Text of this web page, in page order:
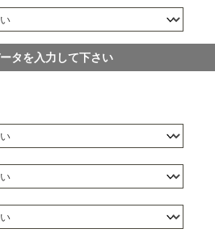
タを入力して下さい